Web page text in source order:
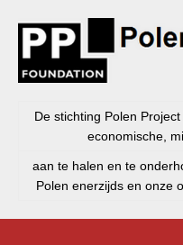
De stichting Polen
economische,
aan te halen en te
Polen enerzijds en onze